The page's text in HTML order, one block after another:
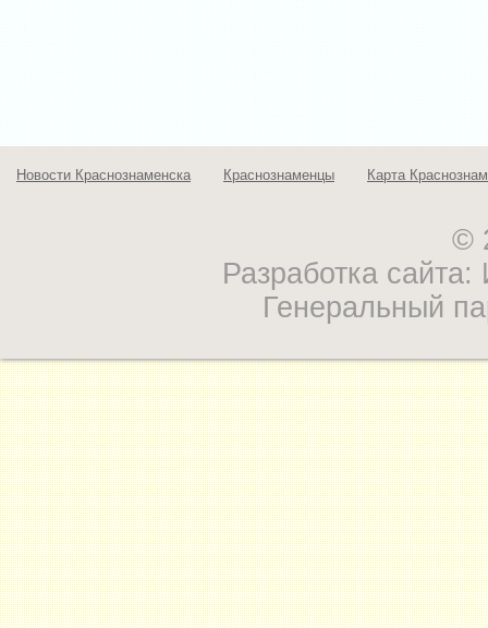
Новости Краснознаменска Краснознаменцы Карта
©
Разработка
Генеральный